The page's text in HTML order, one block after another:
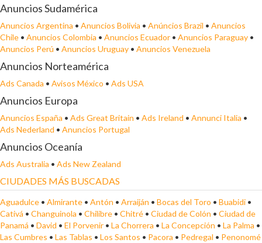
Anuncios Sudamérica
Anuncios Argentina • Anuncios Bolivia • Anúncios Brazil • Anuncios
Chile • Anuncios Colombia • Anuncios Ecuador • Anuncios Paraguay •
Anuncios Perú • Anuncios Uruguay • Anuncios Venezuela
Anuncios Norteamérica
Ads Canada • Avisos México • Ads USA
Anuncios Europa
Anuncios España • Ads Great Britain • Ads Ireland • Annunci Italia •
Ads Nederland • Anuncios Portugal
Anuncios Oceanía
Ads Australia • Ads New Zealand
CIUDADES MÁS BUSCADAS
Aguadulce • Almirante • Antón • Arraiján • Bocas del Toro • Buabidi •
Cativá • Changuinola • Chilibre • Chitré • Ciudad de Colón • Ciudad de
Panamá • David • El Porvenir • La Chorrera • La Concepción • La Palma •
Las Cumbres • Las Tablas • Los Santos • Pacora • Pedregal • Penonomé